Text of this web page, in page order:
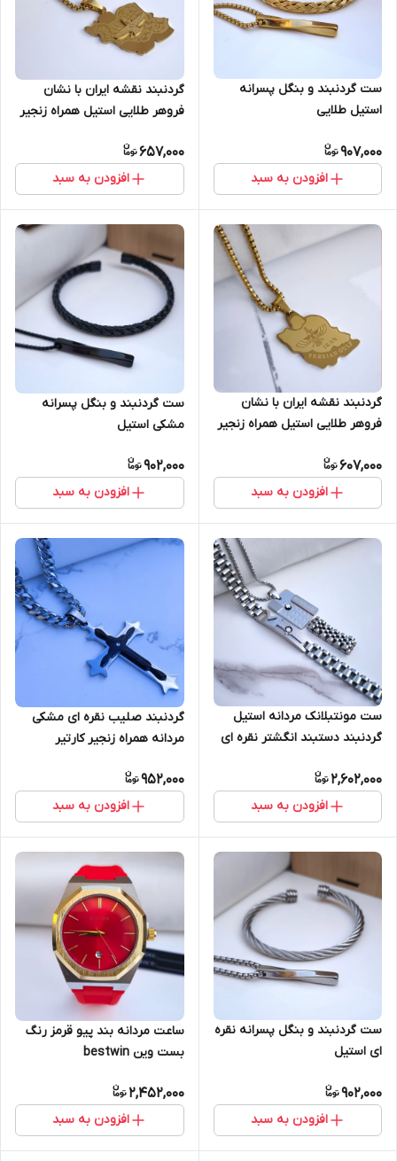
ست گردنبند و بنگل پسرانه
استیل طلایی
907,000
افزودن به سبد
گردنبند نقشه ایران با نشان
فروهر طلایی استیل همراه زنجیر
657,000
افزودن به سبد
گردنبند نقشه ایران با نشان
فروهر طلایی استیل همراه زنجیر
607,000
افزودن به سبد
ست گردنبند و بنگل پسرانه
مشکی استیل
902,000
افزودن به سبد
ست مونتبلانک مردانه استیل
گردنبند دستبند انگشتر نقره ای
2,602,000
افزودن به سبد
گردنبند صلیب نقره ای مشکی
مردانه همراه زنجیر کارتیر
952,000
افزودن به سبد
ست گردنبند و بنگل پسرانه نقره
ای استیل
902,000
افزودن به سبد
ساعت مردانه بند پیو قرمز رنگ
بست وین bestwin
2,452,000
افزودن به سبد